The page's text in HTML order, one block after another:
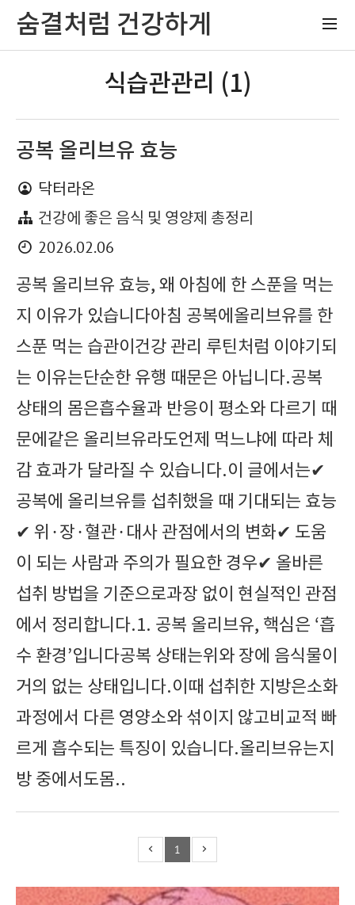
숨결처럼 건강하게
식습관관리 (1)
공복 올리브유 효능
닥터라온
건강에 좋은 음식 및 영양제 총정리
2026.02.06
공복 올리브유 효능, 왜 아침에 한 스푼을 먹는
지 이유가 있습니다아침 공복에올리브유를 한
스푼 먹는 습관이건강 관리 루틴처럼 이야기되
는 이유는단순한 유행 때문은 아닙니다.공복
상태의 몸은흡수율과 반응이 평소와 다르기 때
문에같은 올리브유라도언제 먹느냐에 따라 체
감 효과가 달라질 수 있습니다.이 글에서는✔
공복에 올리브유를 섭취했을 때 기대되는 효능
✔ 위·장·혈관·대사 관점에서의 변화✔ 도움
이 되는 사람과 주의가 필요한 경우✔ 올바른
섭취 방법을 기준으로과장 없이 현실적인 관점
에서 정리합니다.1. 공복 올리브유, 핵심은 ‘흡
수 환경’입니다공복 상태는위와 장에 음식물이
거의 없는 상태입니다.이때 섭취한 지방은소화
과정에서 다른 영양소와 섞이지 않고비교적 빠
르게 흡수되는 특징이 있습니다.올리브유는지
방 중에서도몸..
1